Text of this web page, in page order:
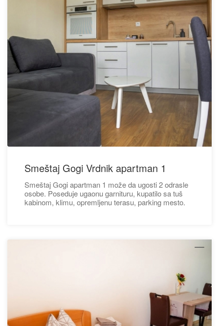
Smeštaj Gogi Vrdnik apartman 1
Smeštaj Gogi apartman 1 može da ugosti 2 odrasle
osobe. Poseduje ugaonu garnituru, kupatilo sa tuš
kabinom, klimu, opremljenu terasu, parking mesto.